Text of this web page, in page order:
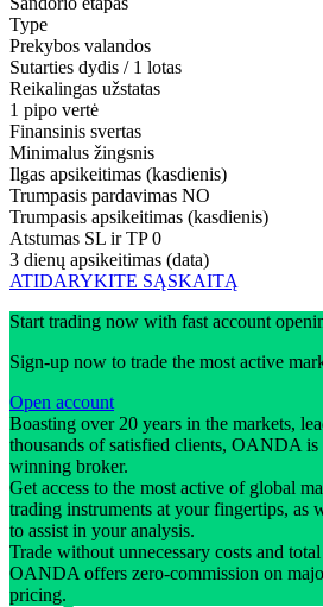
Type
Prekybos valandos
Sutarties dydis / 1 lotas
Reikalingas užstatas
1 pipo vertė
Finansinis svertas
Minimalus žingsnis
Ilgas apsikeitimas (kasdienis)
Trumpasis pardavimas NO
Trumpasis apsikeitimas (kasdienis)
Atstumas SL ir TP 0
3 dienų apsikeitimas (data)
ATIDARYKITE SĄSKAITĄ
Start trading now with fast account
Sign-up now to trade the most active
Open account
Boasting over 20 years in the markets,
thousands of satisfied clients, OANDA is
winning broker.
Get access to the most active of global
trading instruments at your fingertips, as
to assist in your analysis.
Trade without unnecessary costs and
OANDA offers zero-commission on
pricing.